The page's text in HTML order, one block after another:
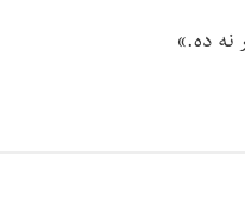
نه ده.»